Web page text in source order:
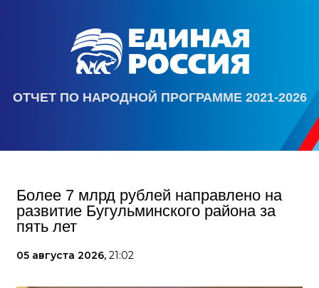
ОТЧЕТ ПО НАРОДНОЙ ПРОГРАММЕ 2021-2026
Более 7 млрд рублей направлено на
развитие Бугульминского района за
пять лет
05 августа 2026, 21:02